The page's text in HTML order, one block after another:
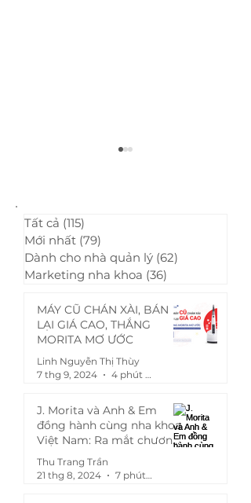
Những điều cần biết về
Canxi Hydroxit trộn sẵn
(P1)
Tất cả (115)
Mới nhất (79)
Dành cho nhà quản lý (62)
Marketing nha khoa (36)
MÁY CŨ CHÁN XÀI, BÁN
LẠI GIÁ CAO, THẮNG
MORITA MƠ ƯỚC
Linh Nguyễn Thị Thùy
7 thg 9, 2024
4 phút đọc
J. Morita và Anh & Em
đồng hành cùng nha khoa
Việt Nam: Ra mắt chương
trình "Mua chung, giảm
khùng - Ép Morita theo giá
bạn muốn!"
Thu Trang Trần
21 thg 8, 2024
7 phút đọc